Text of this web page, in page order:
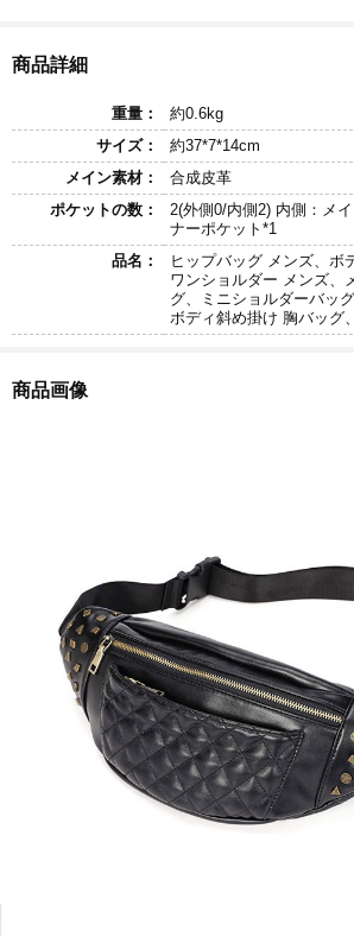
商品詳細
重量：
約0.6kg
サイズ：
約37*7*14cm
メイン素材：
合成皮革
ポケットの数：
2(外側0/内側2) 内側：メ
ナーポケット*1
品名：
ヒップバッグ メンズ、ボ
ワンショルダー メンズ、
グ、ミニショルダーバッ
ボディ斜め掛け 胸バッグ
商品画像